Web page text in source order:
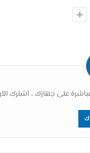
على جهازك ، اشترك